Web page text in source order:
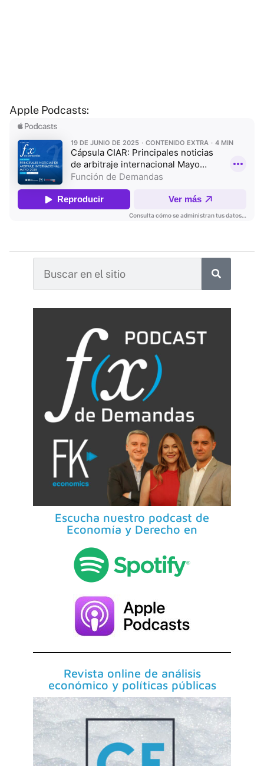
Apple Podcasts:
Escucha nuestro podcast de
Economía y Derecho en
Revista online de análisis
económico y políticas públicas